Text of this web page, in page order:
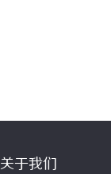
关于我们